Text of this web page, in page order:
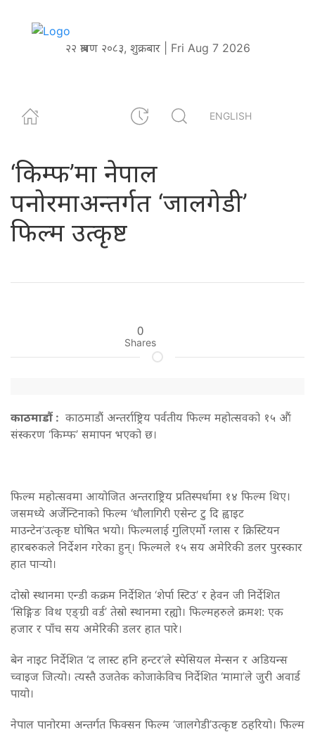
२२ श्रावण २०८३, शुक्रबार | Fri Aug 7 2026
ENGLISH
‘किम्फ’मा नेपाल
पनोरमाअन्तर्गत ‘जालगेडी’
फिल्म उत्कृष्ट
0
Shares
काठमाडौं : काठमाडौं अन्तर्राष्ट्रिय पर्वतीय फिल्म महोत्सवको १५ औं
संस्करण ‘किम्फ’ समापन भएको छ।
फिल्म महोत्सवमा आयोजित अन्तराष्ट्रिय प्रतिस्पर्धामा १४ फिल्म थिए।
जसमध्ये अर्जेन्टिनाको फिल्म ‘धौलागिरी एसेन्ट टु दि ह्वाइट
माउन्टेन’उत्कृष्ट घोषित भयो। फिल्मलाई गुलिएर्मो ग्लास र क्रिस्टियन
हारबरुकले निर्देशन गरेका हुन्। फिल्मले १५ सय अमेरिकी डलर पुरस्कार
हात पार्‍यो।
दोस्रो स्थानमा एन्डी कक्रम निर्देशित ‘शेर्पा स्टिउ’ र हेवन जी निर्देशित
‘सिङ्गिङ विथ एङ्ग्री वर्ड’ तेस्रो स्थानमा रह्यो। फिल्महरुले क्रमश: एक
हजार र पाँच सय अमेरिकी डलर हात पारे।
बेन नाइट निर्देशित ‘द लास्ट हनि हन्टर’ले स्पेसियल मेन्सन र अडियन्स
च्वाइज जित्यो। त्यस्तै उजतेक कोजाकेविच निर्देशित ‘मामा’ले जुरी अवार्ड
पायो।
नेपाल पानोरमा अन्तर्गत फिक्सन फिल्म ‘जालगेडी’उत्कृष्ट ठहरियो। फिल्म